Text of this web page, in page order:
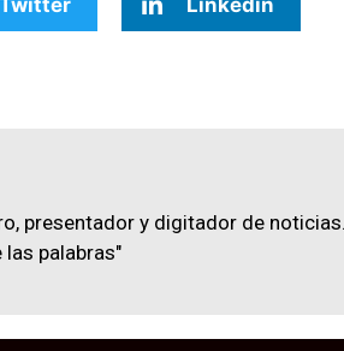
presentador y digitador de noticias.
palabras"